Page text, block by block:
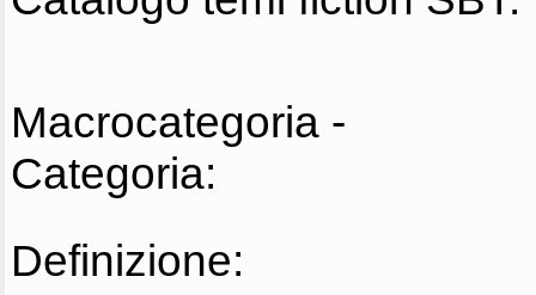
Macrocategoria -
Categoria:
Definizione: